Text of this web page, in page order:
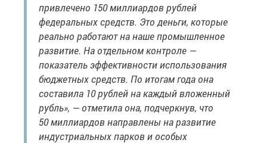
привлечено 150 миллиардов рублей
федеральных средств. Это деньги, которые
реально работают на наше промышленное
развитие. На отдельном контроле —
показатель эффективности использования
бюджетных средств. По итогам года она
составила 10 рублей на каждый вложенный
рубль», — отметила она, подчеркнув, что
50 миллиардов направлены на развитие
индустриальных парков и особых